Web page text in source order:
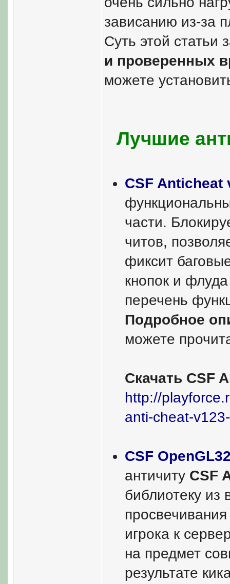
зависанию из-за
Суть этой статьи
и проверенных
можете
Лучшие
CSF Anticheat
части.
читов,
фиксит
кнопок и
перечень
Подробное
можете
Скачать CSF
http://
anti-cheat-
CSF
античиту CSF
библиотеку из
игрока к
на предмет
результате